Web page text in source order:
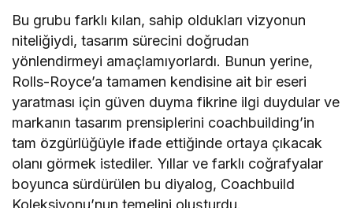
Bu grubu farklı kılan, sahip oldukları vizyonun
niteliğiydi, tasarım sürecini doğrudan
yönlendirmeyi amaçlamıyorlardı. Bunun yerine,
Rolls-Royce’a tamamen kendisine ait bir eseri
yaratması için güven duyma fikrine ilgi duydular ve
markanın tasarım prensiplerini coachbuilding’in
tam özgürlüğüyle ifade ettiğinde ortaya çıkacak
olanı görmek istediler. Yıllar ve farklı coğrafyalar
boyunca sürdürülen bu diyalog, Coachbuild
Koleksiyonu’nun temelini oluşturdu.